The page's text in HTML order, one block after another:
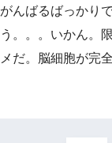
がんばるばっかり
う。。。いかん。
メだ。脳細胞が完